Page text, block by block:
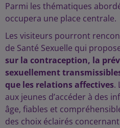
Parmi les thématiques
occupera une place centrale.
Les visiteurs pourront
de Santé Sexuelle qui
sur la contraception, la
sexuellement
que les relations affectives.
aux jeunes d’accéder à des
âge, fiables et
des choix éclairés